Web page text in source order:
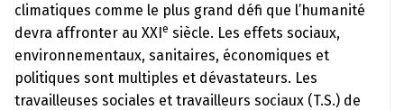
climatiques comme le plus grand défi que l’humanité
devra affronter au XXIe siècle. Les effets sociaux,
environnementaux, sanitaires, économiques et
politiques sont multiples et dévastateurs. Les
travailleuses sociales et travailleurs sociaux (T.S.) de